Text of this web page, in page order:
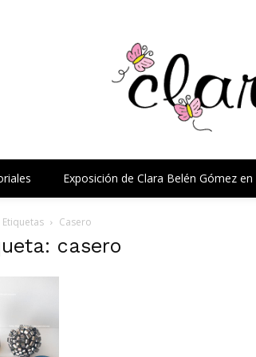
Exposición de Clara Belén Gómez
Etiquetas Casero
casero